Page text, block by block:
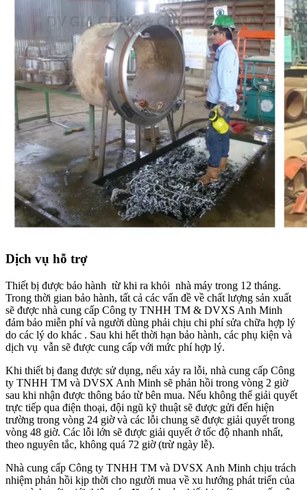
Dịch vụ hỗ trợ
Thiết bị được bảo hành từ khi ra khỏi nhà máy trong 12 tháng.
Trong thời gian bảo hành, tất cả các vấn đề về chất lượng sản xuất
sẽ được nhà cung cấp Công ty TNHH TM & DVXS Anh Minh
đảm bảo miễn phí và người dùng phải chịu chi phí sửa chữa hợp lý
do các lý do khác . Sau khi hết thời hạn bảo hành, các phụ kiện và
dịch vụ vẫn sẽ được cung cấp với mức phí hợp lý.
Khi thiết bị đang được sử dụng, nếu xảy ra lỗi, nhà cung cấp Công
ty TNHH TM và DVSX Anh Minh sẽ phản hồi trong vòng 2 giờ
sau khi nhận được thông báo từ bên mua. Nếu không thể giải quyết
trực tiếp qua điện thoại, đội ngũ kỹ thuật sẽ được gửi đến hiện
trường trong vòng 24 giờ và các lỗi chung sẽ được giải quyết trong
vòng 48 giờ. Các lỗi lớn sẽ được giải quyết ở tốc độ nhanh nhất,
theo nguyên tắc, không quá 72 giờ (trừ ngày lễ).
Nhà cung cấp Công ty TNHH TM và DVSX Anh Minh chịu trách
nhiệm phản hồi kịp thời cho người mua về xu hướng phát triển của